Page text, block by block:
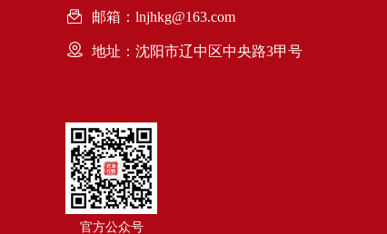
邮箱：lnjhkg@163.com
地址：沈阳市辽中区中央路3甲号
官方公众号